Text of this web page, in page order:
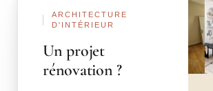
ARCHITECTURE
D'INTÉRIEUR
Un projet
rénovation ?